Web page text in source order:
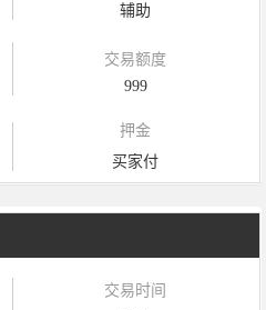
辅助
交易额度
999
押金
买家付
交易时间